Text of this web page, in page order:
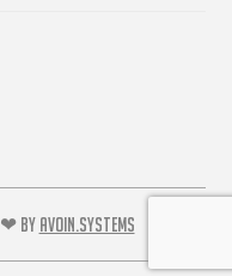
❤ BY AVOIN.SYSTEMS